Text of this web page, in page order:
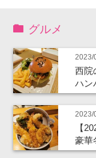
グルメ
2023/
西院
ハン
2023/
【
豪華